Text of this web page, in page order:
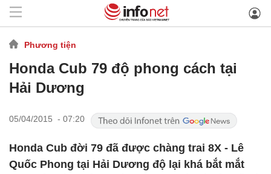
Phương tiện
Honda Cub 79 độ phong cách tại
Hải Dương
05/04/2015 - 07:20
Honda Cub đời 79 đã được chàng trai 8X - Lê
Quốc Phong tại Hải Dương độ lại khá bắt mắt